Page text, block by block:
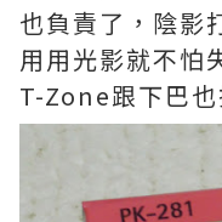
也負責了，陰影
用用光影就不怕
T-Zone跟下巴也